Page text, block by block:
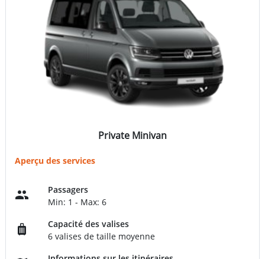
Private Minivan
Aperçu des services
Passagers
Min: 1 - Max: 6
Capacité des valises
6 valises de taille moyenne